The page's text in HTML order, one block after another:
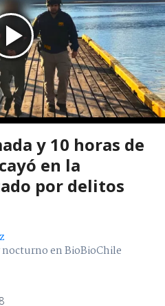
y 10 horas de
en la
por delitos
en BioBioChile